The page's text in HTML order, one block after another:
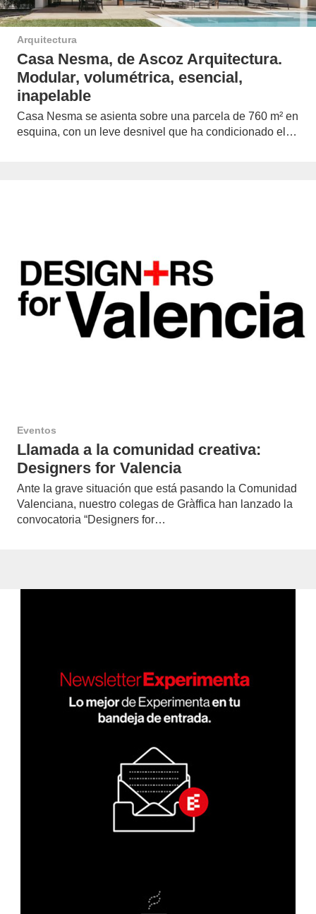
Arquitectura
Casa Nesma, de Ascoz Arquitectura.
Modular, volumétrica, esencial,
inapelable
Casa Nesma se asienta sobre una parcela de 760 m² en
esquina, con un leve desnivel que ha condicionado el…
Eventos
Llamada a la comunidad creativa:
Designers for Valencia
Ante la grave situación que está pasando la Comunidad
Valenciana, nuestro colegas de Gràffica han lanzado la
convocatoria “Designers for…